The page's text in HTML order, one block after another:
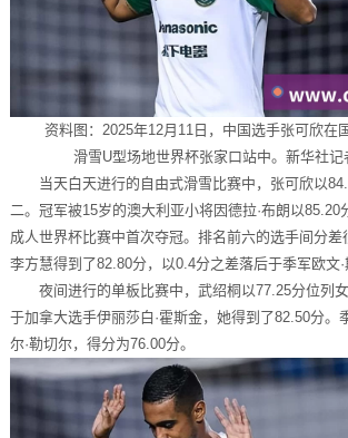
资料图：2025年12月11日，中国选手张可欣在
滑雪U型场地世界杯张家口站中。新华社
当天白天进行的自由式滑雪比赛中，张可欣以
二。冠军被15岁的澳大利亚小将因德拉·布朗以85.20
成人世界杯比赛中首次夺冠。排名前六的选手间分
李方慧得到了82.80分，以0.4分之差落后于季军欧文·
夜间进行的单板比赛中，武绍桐以77.25分位列
于加拿大选手伊丽莎白·霍斯金，她得到了82.50分。
尔·勒切尔，得分为76.00分。